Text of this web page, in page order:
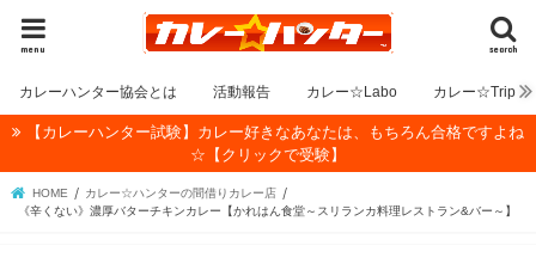
search
menu
カレーハンター協会とは 活動報告 カレー☆Labo カレー☆Trip
【カレーハンター試験】カレー好きなあなたは、もちろん合格ですよね
☆【クリックで受験】
HOME
カレー☆ハンターの間借りカレー店
《辛くない》濃厚バターチキンカレー【かれはん食堂～スリランカ料理レストラン&バー～】